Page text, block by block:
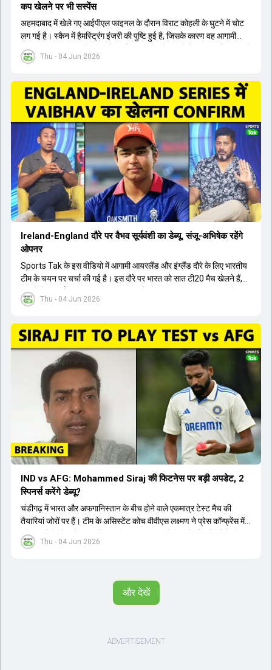
Thu - 04 Jun 2026
कप खेलने पर भी सस्पेंस
अहमदाबाद में खेले गए आईपीएल फाइनल के दौरान विराट कोहली के घुटने में चोट
लग गई है। स्कैन में हैमस्ट्रिंग इंजरी की पुष्टि हुई है, जिसके कारण वह आगामी
अफगानिस्तान सीरीज से बाहर हो गए हैं। इस चोट से उबरने में सामान्य तौर पर 4 से
12 हफ्ते का समय लग सकता है, और अगर सर्जरी की जरूरत पड़ी तो 3 से 5 महीने
सेंटर ऑफ एक्सीलेंस जाएंगे। इस गंभीर चोट के कारण 14 जुलाई से शुरू होने वाले
इंग्लैंड दौरे और आगामी वर्ल्ड कप में उनके खेलने पर सस्पेंस बन गया है। दूसरी
तरफ, आईपीएल में इम्पैक्ट प्लेयर के तौर पर खेलने वाले रोहित शर्मा को भी अभी तक
मेडिकल क्लीयरेंस नहीं मिली है। शनिवार को मुंबई में होने वाली चयन समिति की
बैठक में यह देखना अहम होगा कि क्या चयनकर्ता विराट कोहली को फिटनेस की शर्त
पर टीम में शामिल करते हैं या नहीं।
Thu - 04 Jun 2026
Ireland-England दौरे पर वैभव सूर्यवंशी का डेब्यू, संजू-अभिषेक रहेंगे
ओपनर
Sports Tak के इस वीडियो में आगामी आयरलैंड और इंग्लैंड दौरे के लिए भारतीय
टीम के चयन पर चर्चा की गई है। इस दौरे पर भारत को सात टी20 मैच खेलने हैं,
जिसमें वैभव सूर्यवंशी का टीम में चुना जाना और डेब्यू करना तय माना जा रहा है।
हालांकि, अभिषेक शर्मा और संजू सैमसन ही टीम के फर्स्ट चॉइस ओपनर बने रहेंगे,
नंबर तीन और श्रेयस अय्यर नंबर चार पर खेलेंगे। वहीं, रजत पाटीदार फिलहाल
टी20 टीम की योजना से बाहर हैं, लेकिन वह टेस्ट क्रिकेट में वापसी कर सकते हैं।
Thu - 04 Jun 2026
IND vs AFG: Mohammed Siraj की फिटनेस पर बड़ी अपडेट, 2
स्पिनर्स करेंगे डेब्यू?
चंडीगढ़ में भारत और अफगानिस्तान के बीच होने वाले एकमात्र टेस्ट मैच की
तैयारियां जोरों पर हैं। टीम के असिस्टेंट कोच वीवीएस लक्ष्मण ने प्रेस कॉन्फ्रेंस में
पुष्टि की है कि तेज गेंदबाज मोहम्मद सिराज पूरी तरह से फिट हैं और खेलने के लिए
उपलब्ध हैं। आईपीएल के दौरान लगी चोट के कारण उनके खेलने पर संदेह था,
मिलने की प्रबल संभावना है। कप्तान शुभमन गिल विकेट की स्थिति को ध्यान में
रखते हुए अंतिम 11 का फैसला करेंगे। टीम में यशस्वी जायसवाल, केएल राहुल,
और देखें